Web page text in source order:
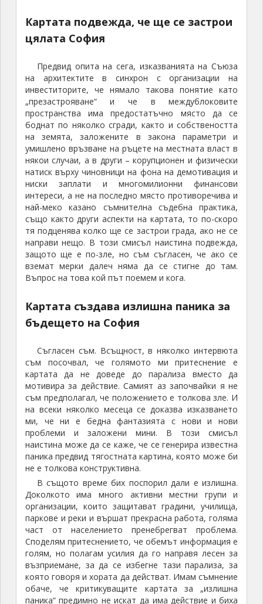
Картата подвежда, че ще се застрои
цялата София
Предвид опита на сега, изказванията на Съюза
на архитектите в синхрон с организации на
инвеститорите, че нямало такова понятие като
„презастрояване“ и че в междублоковите
пространства има предостатъчно място да се
боднат по няколко сгради, както и собствеността
на земята, заложените в закона параметри и
умишлено връзване на ръцете на местната власт в
някои случаи, а в други – корупционен и физически
натиск върху чиновници на фона на демотивация и
ниски заплати и многомилионни финансови
интереси, а не на последно място противоречива и
най-меко казано съмнителна съдебна практика,
също както други аспекти на картата, то по-скоро
тя подценява колко ще се застрои града, ако не се
направи нещо. В този смисъл наистина подвежда,
защото ще е по-зле, но съм съгласен, че ако се
вземат мерки далеч няма да се стигне до там.
Въпрос на това кой път поемем и кога.
Картата създава излишна паника за
бъдещето на София
Съгласен съм. Всъщност, в няколко интервюта
съм посочвал, че голямото ми притеснение е
картата да не доведе до парализа вместо да
мотивира за действие. Самият аз започвайки я не
съм предполагал, че положението е толкова зле. И
на всеки няколко месеца се доказва изказването
ми, че ни е бедна фантазията с нови и нови
проблеми и заложени мини. В този смисъл
наистина може да се каже, че се генерира известна
паника предвид тягостната картина, която може би
не е толкова конструктивна.
В същото време бих поспорил дали е излишна.
Доколкото има много активни местни групи и
организации, които защитават градини, училища,
паркове и реки и вършат прекрасна работа, голяма
част от населението пренебрегват проблема.
Споделям притеснението, че обемът информация е
голям, но полагам усилия да го направя лесен за
възприемане, за да се избегне тази парализа, за
която говоря и хората да действат. Имам съмнение
обаче, че критикуващите картата за „излишна
паника“ предимно не искат да има действие и биха